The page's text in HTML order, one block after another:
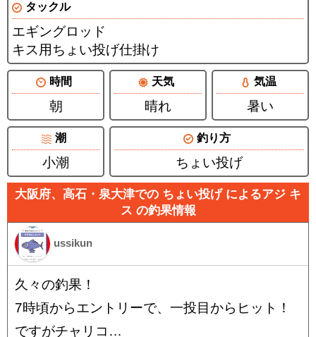
タックル
エギングロッド
キス用ちょい投げ仕掛け
時間
朝
天気
晴れ
気温
暑い
潮
小潮
釣り方
ちょい投げ
大阪府、高石・泉大津での ちょい投げ によるアジ キ
ス の釣果情報
ussikun
久々の釣果！
7時頃からエントリーで、一投目からヒット！
ですがチャリコ…